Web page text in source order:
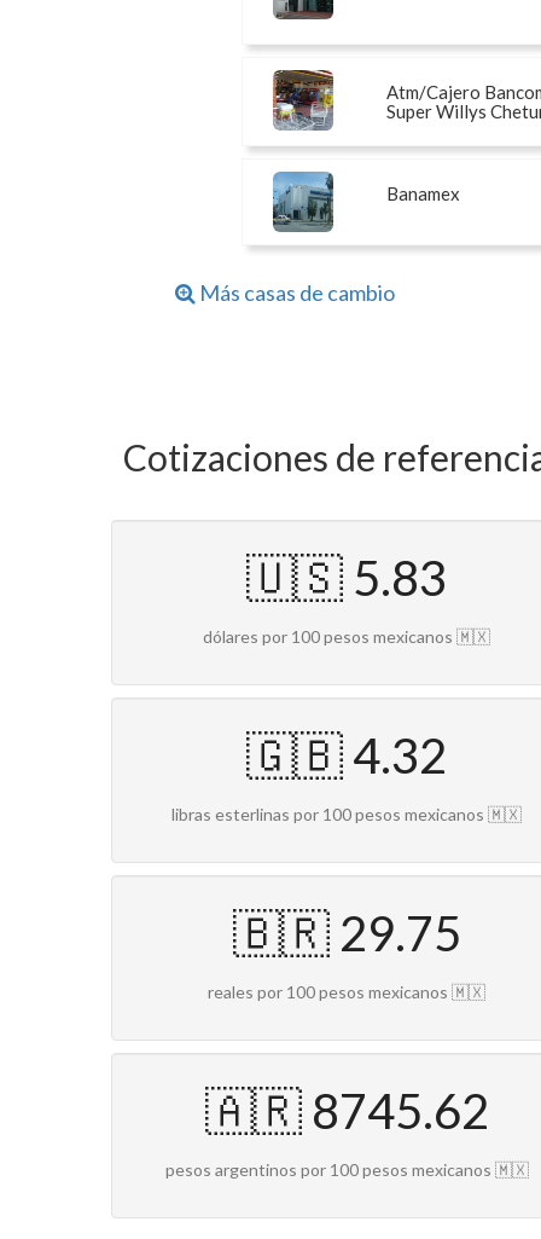
Atm/Cajero
Super Willys
Banamex
Más casas de cambio
Cotizaciones de
🇺🇸 5.83
dólares por 100 pesos mexicanos 🇲🇽
🇬🇧 4.32
libras esterlinas por 100 pesos mexicanos 🇲🇽
🇧🇷 29.75
reales por 100 pesos mexicanos 🇲🇽
🇦🇷 8745.62
pesos argentinos por 100 pesos mexicanos 🇲🇽